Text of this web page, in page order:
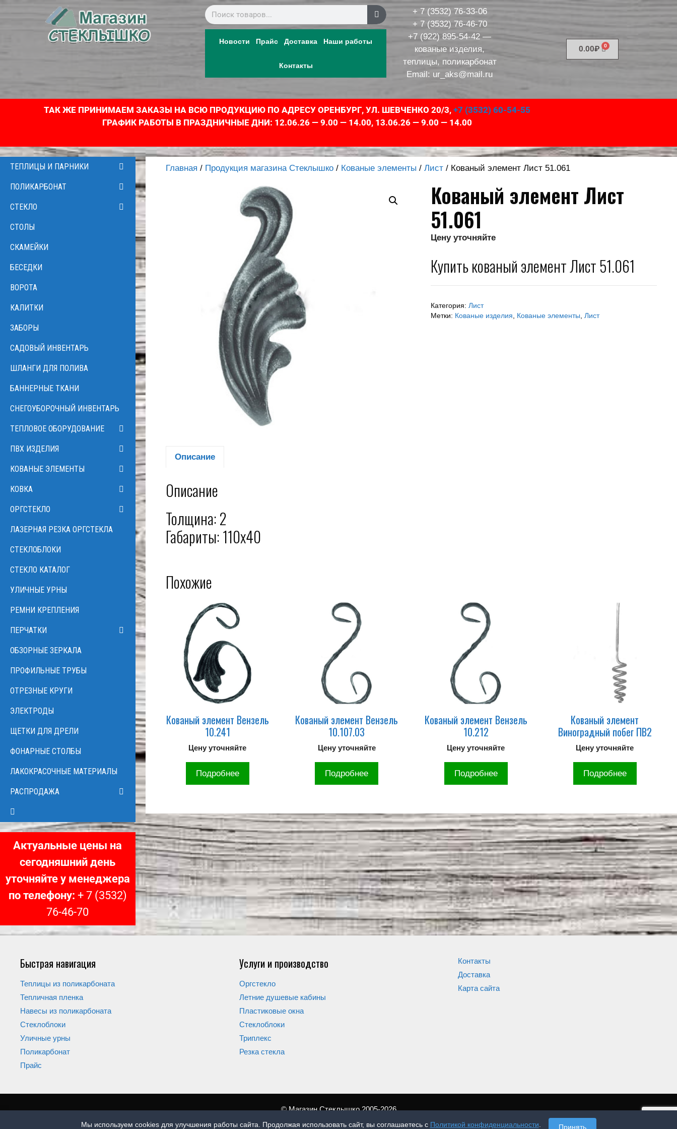
Новости Прайс Доставка Наши работы
Контакты
+ 7 (3532) 76-33-06
+ 7 (3532) 76-46-70
+7 (922) 895-54-42 —
кованые изделия,
теплицы, поликарбонат
Email: ur_aks@mail.ru
0.00₽
ТАК ЖЕ ПРИНИМАЕМ ЗАКАЗЫ НА ВСЮ ПРОДУКЦИЮ ПО АДРЕСУ ОРЕНБУРГ, УЛ. ШЕВЧЕНКО 20/3, +7 (3532) 60-54-55
ГРАФИК РАБОТЫ В ПРАЗДНИЧНЫЕ ДНИ: 12.06.26 — 9.00 — 14.00, 13.06.26 — 9.00 — 14.00
Главная / Продукция магазина Стеклышко/ Кованые элементы / Лист/ Кованый элемент Лист 51.061
Кованый элемент Лист
51.061
Цену уточняйте
Купить кованый элемент Лист 51.061
Категория:Лист
Метки: Кованые изделия Кованые элементы ,Лист
Описание
Описание
Толщина: 2
Габариты: 110х40
Похожие
Кованый элемент Вензель
10.241
Цену уточняйте
Подробнее
Кованый элемент Вензель
10.107.03
Цену уточняйте
Подробнее
Кованый элемент Вензель
10.212
Цену уточняйте
Подробнее
Кованый элемент
Виноградный побег ПВ2
Цену уточняйте
Подробнее
ТЕПЛИЦЫ И ПАРНИКИ
ПОЛИКАРБОНАТ
СТЕКЛО
CТОЛЫ
СКАМЕЙКИ
БЕСЕДКИ
ВОРОТА
КАЛИТКИ
ЗАБОРЫ
САДОВЫЙ ИНВЕНТАРЬ
ШЛАНГИ ДЛЯ ПОЛИВА
БАННЕРНЫЕ ТКАНИ
CНЕГОУБОРОЧНЫЙ ИНВЕНТАРЬ
ТЕПЛОВОЕ ОБОРУДОВАНИЕ
ПВХ ИЗДЕЛИЯ
КОВАНЫЕ ЭЛЕМЕНТЫ
КОВКА
ОРГСТЕКЛО
ЛАЗЕРНАЯ РЕЗКА ОРГСТЕКЛА
СТЕКЛОБЛОКИ
СТЕКЛО КАТАЛОГ
УЛИЧНЫЕ УРНЫ
РЕМНИ КРЕПЛЕНИЯ
ПЕРЧАТКИ
ОБЗОРНЫЕ ЗЕРКАЛА
ПРОФИЛЬНЫЕ ТРУБЫ
ОТРЕЗНЫЕ КРУГИ
ЭЛЕКТРОДЫ
ЩЕТКИ ДЛЯ ДРЕЛИ
ФОНАРНЫЕ СТОЛБЫ
ЛАКОКРАСОЧНЫЕ МАТЕРИАЛЫ
РАСПРОДАЖА
Актуальные цены на
сегодняшний день
уточняйте у менеджера
по телефону: + 7 (3532)
76-46-70
Быстрая навигация
Теплицы из поликарбоната
Тепличная пленка
Навесы из поликарбоната
Стеклоблоки
Уличные урны
Поликарбонат
Прайс
Услуги и производство
Оргстекло
Летние душевые кабины
Пластиковые окна
Стеклоблоки
Триплекс
Резка стекла
Контакты
Доставка
Карта сайта
© Магазин Стеклышко 2005-2026
Мы используем cookies для улучшения работы сайта. Продолжая использовать сайт, вы соглашаетесь с Политикой конфиденциальности Принять